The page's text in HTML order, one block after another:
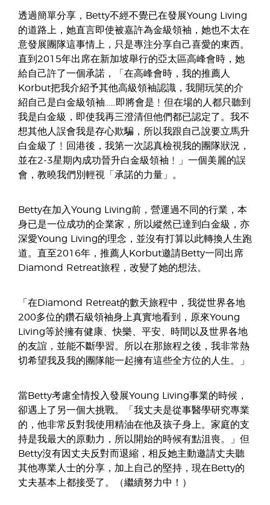
透過簡單分享，Betty不經不覺已在發展Young Living
的道路上，她直言即使被嘉許為金級領袖，她也不太在
意發展團隊這事情上，只是專注分享自己喜愛的東西。
直到2015年出席在新加坡舉行的亞太區高峰會時，她
給自己許了一個承諾，「在高峰會時，我的推薦人
Korbut把我介紹予其他高級領袖認識，我開玩笑的介
紹自己是白金級領袖……即將會是﹗但在場的人都只聽到
我是白金級，即使我再三澄清但他們都已認定了。我不
想其他人誤會我是存心欺騙，所以我跟自己說要立馬升
白金級了﹗回港後，我第一次認真檢視我的團隊狀況，
並在2-3星期內成功晉升白金級領袖﹗」一個美麗的誤
會，教曉我們別輕視「承諾的力量」。
Betty在加入Young Living前，營運過不同的行業，本
身已是一位成功的企業家，所以縱然已達到白金級，亦
深愛Young Living的理念，並沒有打算以此轉換人生跑
道。直至2016年，推薦人Korbut邀請Betty一同出席
Diamond Retreat旅程，改變了她的想法。
「在Diamond Retreat的數天旅程中，我從世界各地
200多位的鑽石級領袖身上真實地看到，原來Young
Living等於擁有健康、快樂、平安、時間以及世界各地
的友誼，並能不斷學習。所以在那旅程之後，我非常熱
切希望我及我的團隊能一起擁有這些全方位的人生。」
當Betty考慮全情投入發展Young Living事業的時候，
卻遇上了另一個大挑戰。「我丈夫是從事醫學研究專業
的，他非常反對我使用精油在他及孩子身上。家庭的支
持是我最大的原動力，所以開始的時候有點沮喪。」但
Betty沒有因丈夫反對而退縮，相反她主動邀請丈夫聽
其他專業人士的分享，加上自己的堅持，現在Betty的
丈夫基本上都接受了。（繼續努力中！）